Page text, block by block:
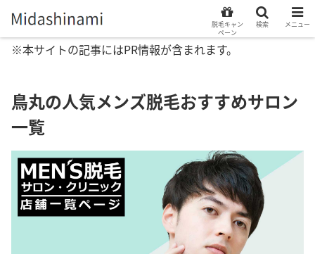
※本サイトの記事にはPR情報が含まれます。
鳥丸の人気メンズ脱毛おすすめサロン
一覧
脱毛キャン
ペーン
検索 メニュー